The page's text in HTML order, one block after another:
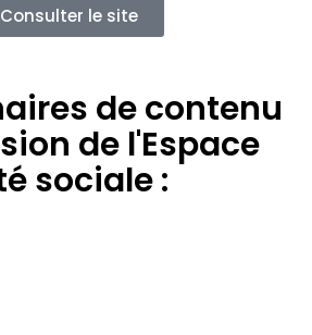
Consulter le site
de contenu
de l'Espace
sociale :